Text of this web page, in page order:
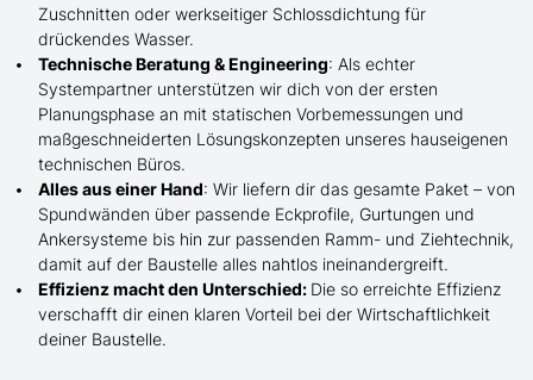
Zuschnitten oder werkseitiger Schlossdichtung für
drückendes Wasser.
Technische Beratung & Engineering: Als echter
Systempartner unterstützen wir dich von der ersten
Planungsphase an mit statischen Vorbemessungen und
maßgeschneiderten Lösungskonzepten unseres hauseigenen
technischen Büros.
Alles aus einer Hand: Wir liefern dir das gesamte Paket – von
Spundwänden über passende Eckprofile, Gurtungen und
Ankersysteme bis hin zur passenden Ramm- und Ziehtechnik,
damit auf der Baustelle alles nahtlos ineinandergreift.
Effizienz macht den Unterschied: Die so erreichte Effizienz
verschafft dir einen klaren Vorteil bei der Wirtschaftlichkeit
deiner Baustelle.